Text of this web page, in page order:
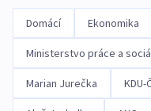
Domácí Ekonomika
Ministerstvo práce a
Marian Jurečka KDU-